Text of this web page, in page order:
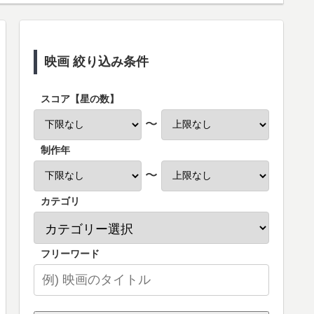
映画 絞り込み条件
スコア【星の数】
〜
制作年
〜
カテゴリ
フリーワード